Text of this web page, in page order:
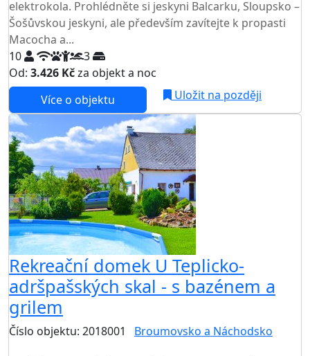
elektrokola. Prohlédněte si jeskyni Balcarku, Sloupsko –
Šošůvskou jeskyni, ale především zavítejte k propasti
Macocha a...
10
3
Od: 3.426 Kčza objekt a noc
Více o objektu
Uložit na později
Rekreační domek U Teplicko-
adršpašských skal - s bazénem a
grilem
Číslo objektu: 2018001 Broumovsko a Náchodsko